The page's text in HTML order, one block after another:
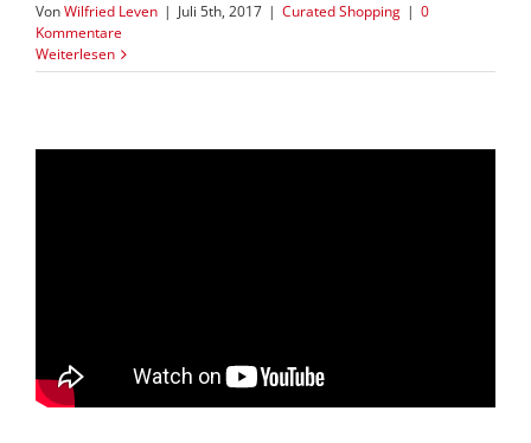
VonWilfried Leven | Juli 5th, 2017 | Curated Shopping | 0
Kommentare
Weiterlesen